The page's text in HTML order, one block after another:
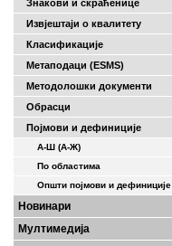
Знакови и скраћенице
Извјештаји о квалитету
Класификације
Метаподаци (ESMS)
Методолошки документи
Обрасци
Појмови и дефиниције
А-Ш (A-Ж)
По областима
Општи појмови и дефиниције
Новинари
Мултимедија